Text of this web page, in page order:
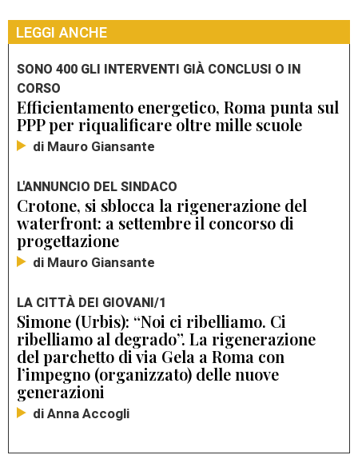
LEGGI ANCHE
SONO 400 GLI INTERVENTI GIÀ CONCLUSI O IN
CORSO
Efficientamento energetico, Roma punta sul
PPP per riqualificare oltre mille scuole
di Mauro Giansante
L'ANNUNCIO DEL SINDACO
Crotone, si sblocca la rigenerazione del
waterfront: a settembre il concorso di
progettazione
di Mauro Giansante
LA CITTÀ DEI GIOVANI/1
Simone (Urbis): “Noi ci ribelliamo. Ci
ribelliamo al degrado”. La rigenerazione
del parchetto di via Gela a Roma con
l’impegno (organizzato) delle nuove
generazioni
di Anna Accogli